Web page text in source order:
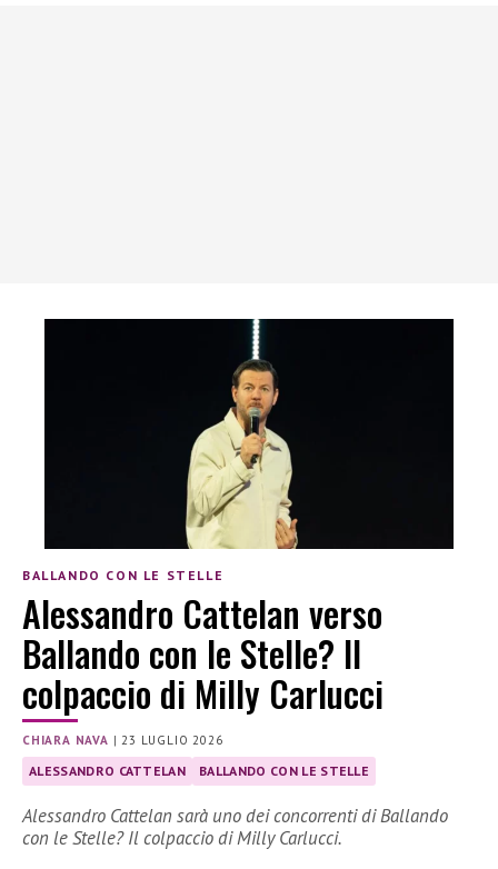
BALLANDO CON LE STELLE
Alessandro Cattelan verso
Ballando con le Stelle? Il
colpaccio di Milly Carlucci
CHIARA NAVA |23 LUGLIO 2026
ALESSANDRO CATTELAN BALLANDO CON LE STELLE
Alessandro Cattelan sarà uno dei concorrenti di Ballando
con le Stelle? Il colpaccio di Milly Carlucci.